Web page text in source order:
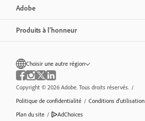
Adobe
Produits à l’honneur
Choisir une autre région
Copyright © 2026 Adobe. Tous droits réservés. /
Politique de confidentialité / Conditions d’utilisation
Plan du site / AdChoices